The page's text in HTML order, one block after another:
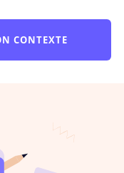
CONTEXTE